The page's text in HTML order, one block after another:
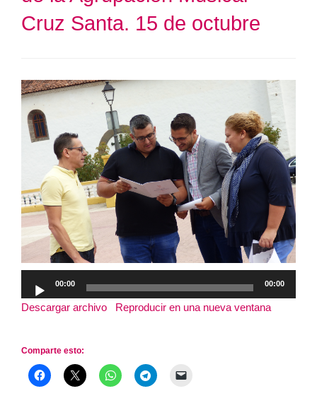
Cruz Santa. 15 de octubre
Reproductor
de
audio
00:00 00:00
Descargar archivo Reproducir en una nueva ventana
Comparte esto: